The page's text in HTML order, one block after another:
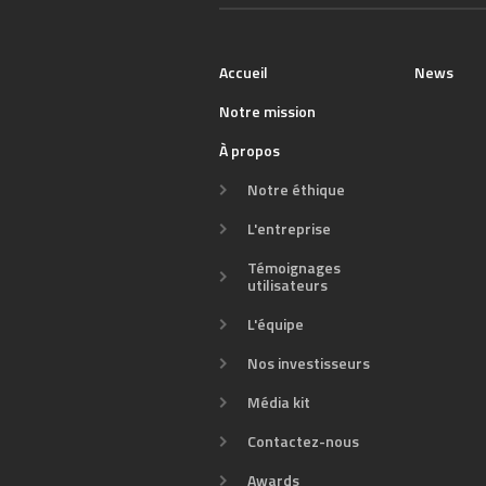
Accueil
Notre mission
À propos
Notre éthique
L'entreprise
Témoignages
utilisateurs
L'équipe
Nos investisseurs
Média kit
Contactez-nous
Awards
News